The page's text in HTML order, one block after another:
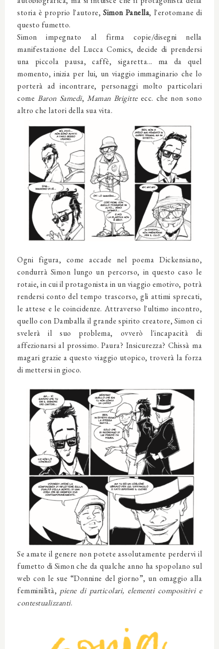
storia è proprio l'autore,Simon Panella, l'erotomane di
questo fumetto.
Simon impegnato al firma copie/disegni nella
manifestazione del Lucca Comics, decide di prendersi
una piccola pausa, caffè, sigaretta... ma da quel
momento, inizia per lui, un viaggio immaginario che lo
porterà ad incontrare, personaggi molto particolari
comeBaron Samedi,Maman Brigitteecc. che non sono
altro che latori della sua vita.
Ogni figura, come accade nel poema Dickensiano,
condurrà Simon lungo un percorso, in questo caso le
rotaie, in cui il protagonista in un viaggio emotivo, potrà
rendersi conto del tempo trascorso, gli attimi sprecati,
le attese e le coincidenze. Attraverso l'ultimo incontro,
quello con Damballa il grande spirito creatore, Simon ci
svelerà il suo problema, ovverò l'incapacità di
affezionarsi al prossimo. Paura? Insicurezza? Chissà ma
magari grazie a questo viaggio utopico, troverà la forza
di mettersi in gioco.
Se amate il genere non potete assolutamente perdervi il
fumetto di Simon che da qualche anno ha spopolano sul
web con le sue “Donnine del giorno”, un omaggio alla
femminilità, piene di particolari, elementi compositivi e
contestualizzanti.